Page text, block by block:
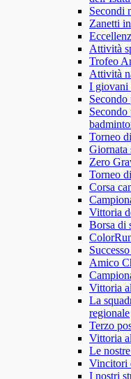
Secondi
Zanetti
Attività
Trofeo
Attività
I giovani
Torneo
Giornata
Zero
Torneo
Corsa
Vittoria
Borsa di
Amico
Vittoria
La
regionale
Terzo
Vittoria
Le
Vincitori
I nostri